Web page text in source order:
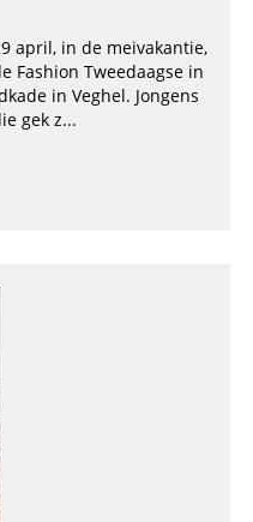
april, in de meivakantie,
Fashion Tweedaagse in
in Veghel. Jongens
gek z...